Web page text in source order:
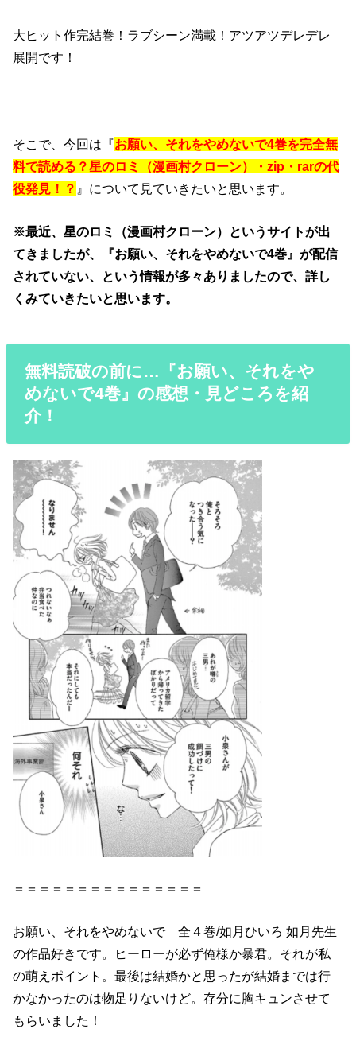
大ヒット作完結巻！ラブシーン満載！アツアツデレデレ
展開です！
そこで、今回は『お願い、それをやめないで4巻を完全無
料で読める？星のロミ（漫画村クローン）・zip・rarの代
役発見！？ 』について見ていきたいと思います。
※最近、星のロミ（漫画村クローン）というサイトが出
てきましたが、『お願い、それをやめないで4巻』が配信
されていない、という情報が多々ありましたので、詳し
くみていきたいと思います。
無料読破の前に…『お願い、それをや
めないで4巻』の感想・見どころを紹
介！
＝＝＝＝＝＝＝＝＝＝＝＝＝＝＝
お願い、それをやめないで 全４巻/如月ひいろ 如月先生
の作品好きです。ヒーローが必ず俺様か暴君。それが私
の萌えポイント。最後は結婚かと思ったが結婚までは行
かなかったのは物足りないけど。存分に胸キュンさせて
もらいました！